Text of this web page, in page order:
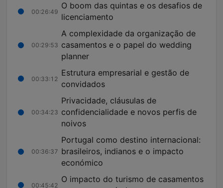
00:26:49
O boom das quintas e os desafios de
licenciamento
00:29:53
A complexidade da organização de
casamentos e o papel do wedding
planner
00:33:12
Estrutura empresarial e gestão de
convidados
00:34:23
Privacidade, cláusulas de
confidencialidade e novos perfis de
noivos
00:36:37
Portugal como destino internacional:
brasileiros, indianos e o impacto
económico
00:45:42
O impacto do turismo de casamentos